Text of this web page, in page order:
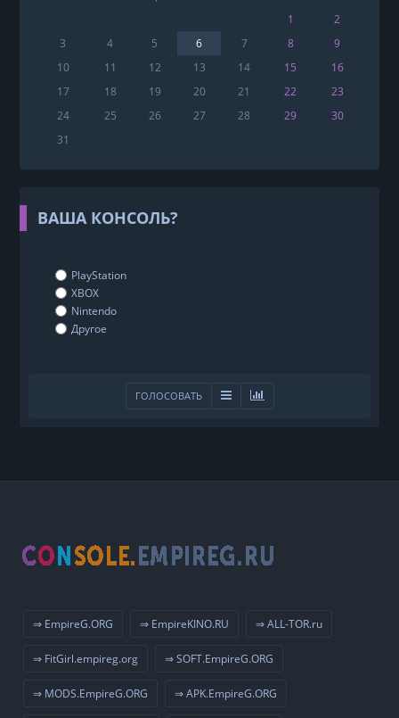
1
2
3
4 5 6 7 8
9
10
11 12 13 14 15
16
17
18 19 20 21 22
23
24
25 26 27 28 29
30
31
ВАША КОНСОЛЬ?
PlayStation
XBOX
Nintendo
Другое
ГОЛОСОВАТЬ
⇒ EmpireG.ORG ⇒ EmpireKINO.RU ⇒ ALL-TOR.ru
⇒ FitGirl.empireg.org ⇒ SOFT.EmpireG.ORG
⇒ MODS.EmpireG.ORG ⇒ APK.EmpireG.ORG